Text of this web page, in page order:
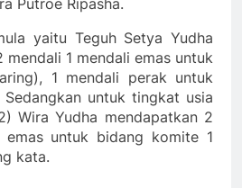
Putroe Ripasha.
yaitu Teguh Setya Yudha
mendali 1 mendali emas untuk
1 mendali perak untuk
untuk tingkat usia
Wira Yudha mendapatkan 2
emas untuk bidang komite 1
kata.